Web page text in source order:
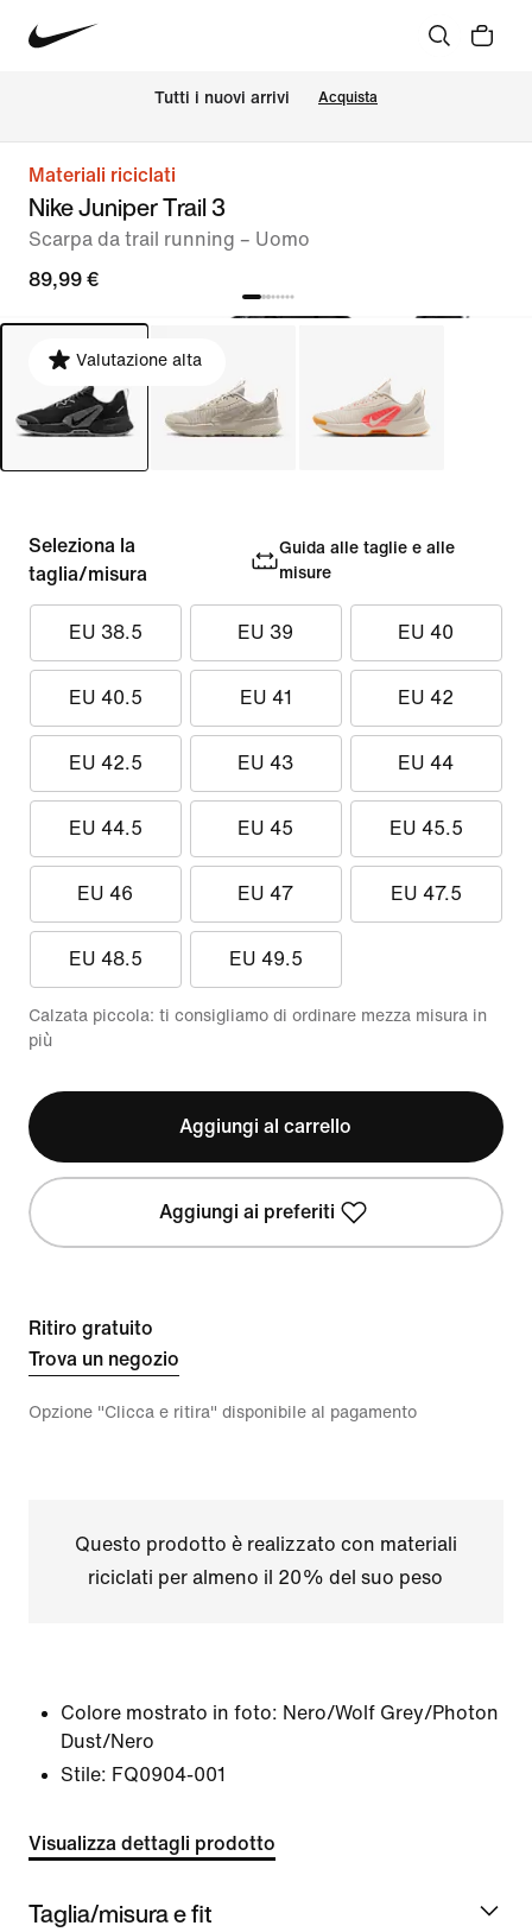
Tutti i nuovi arrivi Acquista
Materiali riciclati
Nike Juniper Trail 3
Scarpa da trail running – Uomo
89,99 €
Valutazione alta
Seleziona la
taglia/misura
Guida alle taglie e alle
misure
EU 38.5 EU 39 EU 40
EU 40.5 EU 41 EU 42
EU 42.5 EU 43 EU 44
EU 44.5 EU 45 EU 45.5
EU 46 EU 47 EU 47.5
EU 48.5 EU 49.5
Calzata piccola: ti consigliamo di ordinare mezza misura in
più
Aggiungi al carrello
Aggiungi ai preferiti
Ritiro gratuito
Trova un negozio
Opzione "Clicca e ritira" disponibile al pagamento
Questo prodotto è realizzato con materiali
riciclati per almeno il 20% del suo peso
Colore mostrato in foto: Nero/Wolf Grey/Photon
Dust/Nero
Stile: FQ0904-001
Visualizza dettagli prodotto
Taglia/misura e fit